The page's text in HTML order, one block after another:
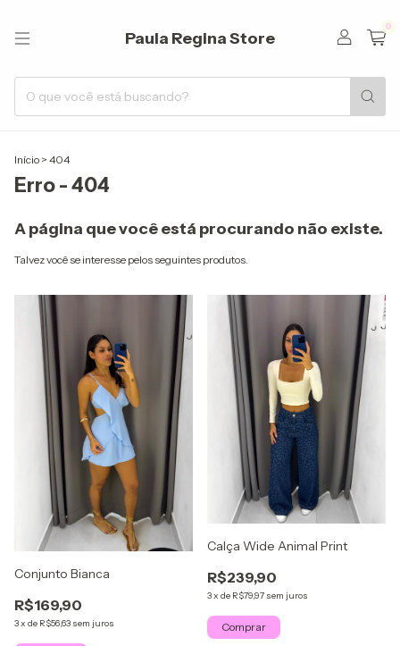
Paula Regina Store
0
Início > 404
Erro - 404
A página que você está procurando não existe.
Talvez você se interesse pelos seguintes produtos.
Conjunto Bianca
R$169,90
3x de R$56,63 sem juros
Calça Wide Animal Print
R$239,90
3x de R$79,97 sem juros
Comprar